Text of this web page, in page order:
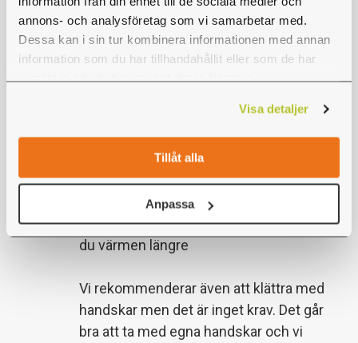
annons- och analysföretag som vi samarbetar med.
Dessa kan i sin tur kombinera informationen med annan
information som du har tillhandahållit eller som de har
samlat in när du har använt deras tjänster.
Visa detaljer
Tillåt alla
Anpassa
Oförutsedd stängning av parken medför
inte något återköp av biljetter.
Du får fort upp värmen av aktiviteten, så
det är smart att klä sig i flera lager. Det
kan också vara smart att ha bra skor med
en bra sula, tex någon typ av träningssko.
Det är inga problem att klättra när det
regnar, bara kom ihåg regnkläder så håller
du värmen längre
Vi rekommenderar även att klättra med
handskar men det är inget krav. Det går
bra att ta med egna handskar och vi